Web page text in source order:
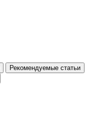
Рекомендуемые статьи